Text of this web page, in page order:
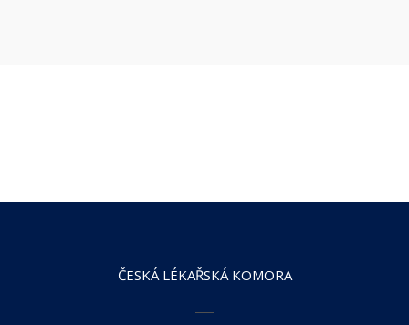
ČESKÁ LÉKAŘSKÁ KOMORA